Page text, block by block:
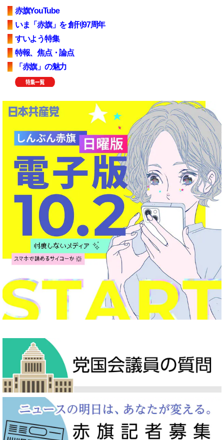
赤旗YouTube
いま「赤旗」を 創刊97周年
すいよう特集
特報、焦点・論点
「赤旗」の魅力